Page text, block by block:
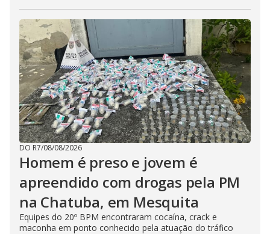
DO R7/08/08/2026
Homem é preso e jovem é
apreendido com drogas pela PM
na Chatuba, em Mesquita
Equipes do 20º BPM encontraram cocaína, crack e
maconha em ponto conhecido pela atuação do tráfico